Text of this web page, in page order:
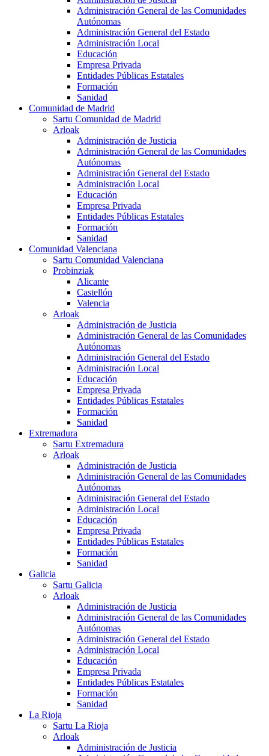
Administración General de las Comunidades
Autónomas
Administración General del Estado
Administración Local
Educación
Empresa Privada
Entidades Públicas Estatales
Formación
Sanidad
Comunidad de Madrid
Sartu Comunidad de Madrid
Arloak
Administración de Justicia
Administración General de las Comunidades
Autónomas
Administración General del Estado
Administración Local
Educación
Empresa Privada
Entidades Públicas Estatales
Formación
Sanidad
Comunidad Valenciana
Sartu Comunidad Valenciana
Probinziak
Alicante
Castellón
Valencia
Arloak
Administración de Justicia
Administración General de las Comunidades
Autónomas
Administración General del Estado
Administración Local
Educación
Empresa Privada
Entidades Públicas Estatales
Formación
Sanidad
Extremadura
Sartu Extremadura
Arloak
Administración de Justicia
Administración General de las Comunidades
Autónomas
Administración General del Estado
Administración Local
Educación
Empresa Privada
Entidades Públicas Estatales
Formación
Sanidad
Galicia
Sartu Galicia
Arloak
Administración de Justicia
Administración General de las Comunidades
Autónomas
Administración General del Estado
Administración Local
Educación
Empresa Privada
Entidades Públicas Estatales
Formación
Sanidad
La Rioja
Sartu La Rioja
Arloak
Administración de Justicia